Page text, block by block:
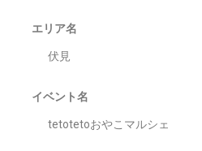
エリア名
伏見
イベント名
tetotetoおやこマルシェ